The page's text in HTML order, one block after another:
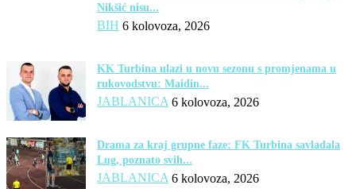
Nikšić nisu...
BIH 6 kolovoza, 2026
KK Turbina ulazi u novu sezonu s promjenama u
rukovodstvu: Maidin...
JABLANICA 6 kolovoza, 2026
Drama za kraj grupne faze: FK Turbina savladala
Lug, poznato svih...
JABLANICA 6 kolovoza, 2026